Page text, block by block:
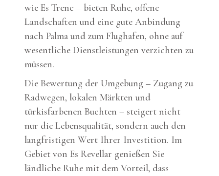
wie Es Trenc – bieten Ruhe, offene
Landschaften und eine gute Anbindung
nach Palma und zum Flughafen, ohne auf
wesentliche Dienstleistungen verzichten zu
müssen.
Die Bewertung der Umgebung – Zugang zu
Radwegen, lokalen Märkten und
türkisfarbenen Buchten – steigert nicht
nur die Lebensqualität, sondern auch den
langfristigen Wert Ihrer Investition. Im
Gebiet von Es Revellar genießen Sie
ländliche Ruhe mit dem Vorteil, dass